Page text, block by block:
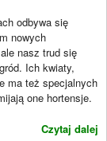
odbywa się
nowych
nasz trud się
Ich kwiaty,
ma też specjalnych
one hortensje.
Czytaj dalej